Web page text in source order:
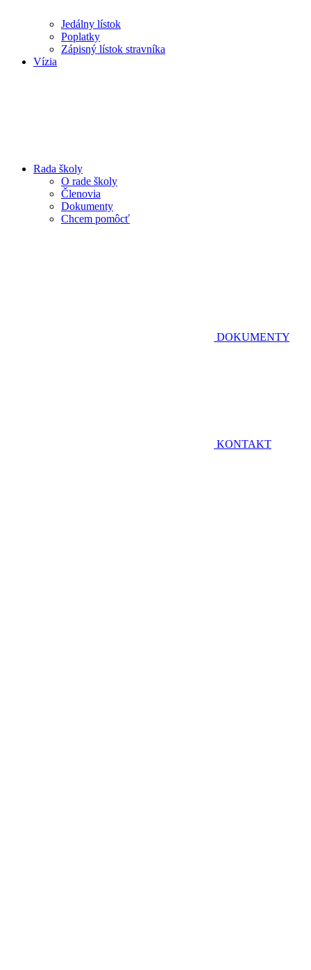
Jedálny lístok
Poplatky
Zápisný lístok stravníka
Vízia
Rada školy
O rade školy
Členovia
Dokumenty
Chcem pomôcť
DOKUMENTY
KONTAKT